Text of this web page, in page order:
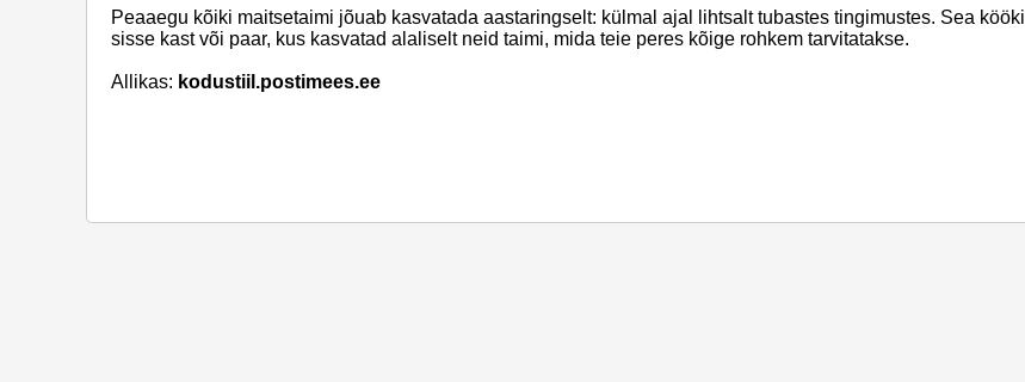
Peaaegu kõiki maitsetaimi jõuab kasvatada aastaringselt: külmal ajal lihtsalt tubastes tingimustes. Sea kööki
sisse kast või paar, kus kasvatad alaliselt neid taimi, mida teie peres kõige rohkem tarvitatakse.
Allikas: kodustiil.postimees.ee